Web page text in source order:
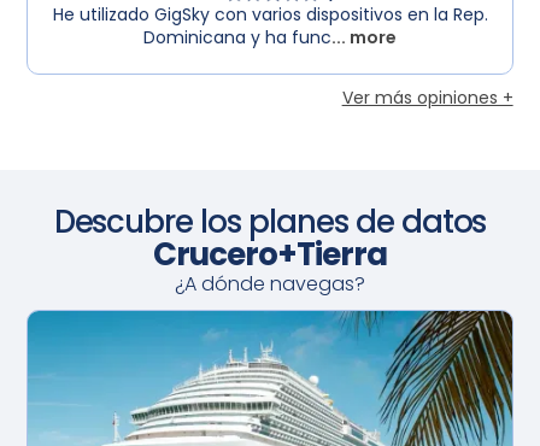
He utilizado GigSky con varios dispositivos en la Rep.
Dominicana y ha func... more
Ver más opiniones +
Descubre los planes de datos
Crucero+Tierra
¿A dónde navegas?